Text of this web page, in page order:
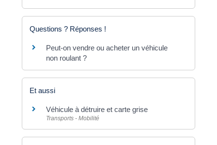
Questions ? Réponses !
Peut-on vendre ou acheter un véhicule
non roulant ?
Et aussi
Véhicule à détruire et carte grise
Transports - Mobilité